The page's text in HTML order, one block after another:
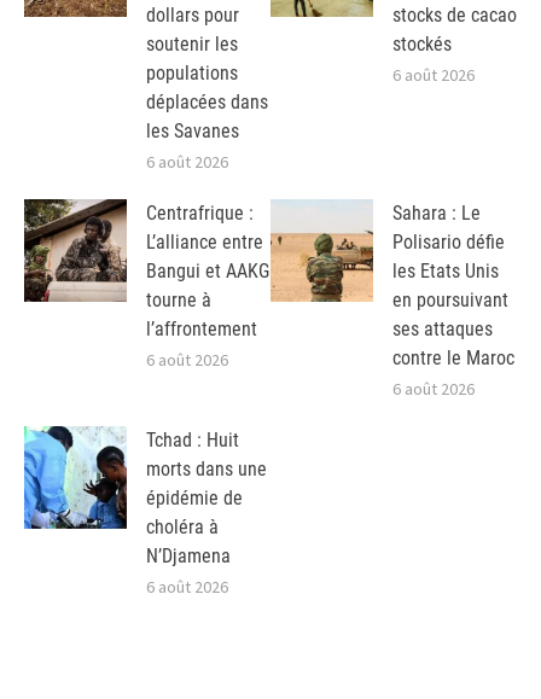
dollars pour
soutenir les
populations
déplacées dans
les Savanes
6 août 2026
stocks de cacao
stockés
6 août 2026
Centrafrique :
L’alliance entre
Bangui et AAKG
tourne à
l’affrontement
6 août 2026
Sahara : Le
Polisario défie
les Etats Unis
en poursuivant
ses attaques
contre le Maroc
6 août 2026
Tchad : Huit
morts dans une
épidémie de
choléra à
N’Djamena
6 août 2026